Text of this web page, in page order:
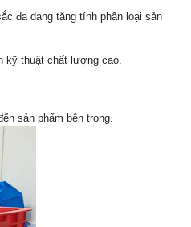
đa dạng tăng tính phân loại sản
kỹ thuật chất lượng cao.
sản phẩm bên trong.